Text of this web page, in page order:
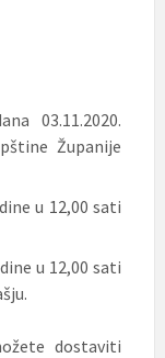
03.11.2020.
Županije
u 12,00 sati
u 12,00 sati
dostaviti